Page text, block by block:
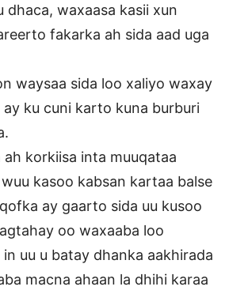
dhaca, waxaasa kasii xun
fakarka ah sida aad uga
waysaa sida loo xaliyo waxay
ku cuni karto kuna burburi
ah korkiisa inta muuqataa
kasoo kabsan kartaa balse
ay gaarto sida uu kusoo
oo waxaaba loo
uu u batay dhanka aakhirada
macna ahaan la dhihi karaa